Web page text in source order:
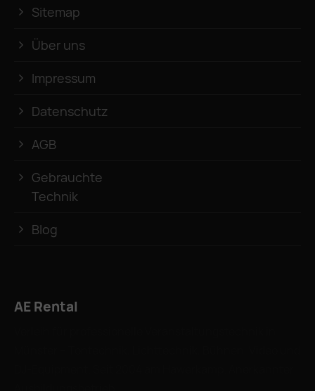
Sitemap
Über uns
Impressum
Datenschutz
AGB
Gebrauchte
Technik
Blog
AE Rental